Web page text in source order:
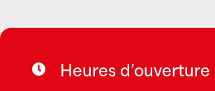
Heures d’ouverture